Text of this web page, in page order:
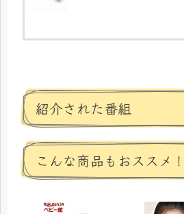
紹介された番組
こんな商品もおススメ！